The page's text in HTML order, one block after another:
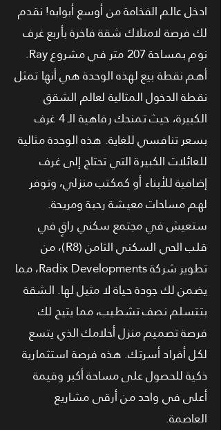
ادخل عالم الفخامة من أوسع أبوابه! نقدم
لك فرصة لامتلاك شقة فاخرة بأربع غرف
نوم بمساحة 207 متر في مشروع Ray.
أهم نقطة بيع لهذه الوحدة هي أنها تمثل
نقطة الدخول المثالية لعالم الشقق
الكبيرة، حيث تمنحك رفاهية الـ 4 غرف
بسعر تنافسي للغاية. هذه الوحدة مثالية
للعائلات الكبيرة التي تحتاج إلى غرف
إضافية للأبناء أو كمكتب منزلي، وتوفر
لهم مساحات معيشة رحبة ومريحة.
ستعيش في مجتمع سكني راقٍ في
قلب الحي السكني الثامن (R8)، من
تطوير شركة Radix Developments، مما
يضمن لك جودة حياة لا مثيل لها. الشقة
بتتسلم نصف تشطيب، مما يتيح لك
فرصة تصميم منزل أحلامك الذي يتسع
لكل أفراد أسرتك. هذه فرصة استثمارية
ذكية للحصول على مساحة أكبر وقيمة
أعلى في واحد من أرقى مشاريع
العاصمة.